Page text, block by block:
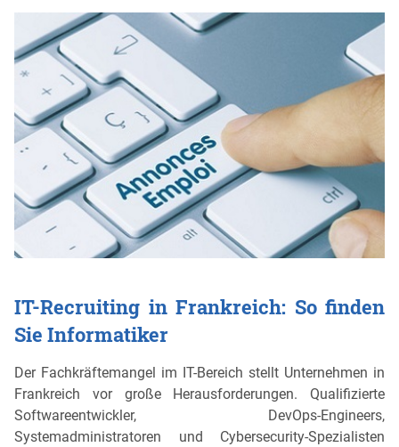
IT-Recruiting in Frankreich: So finden
Sie Informatiker
Der Fachkräftemangel im IT-Bereich stellt Unternehmen in
Frankreich vor große Herausforderungen. Qualifizierte
Softwareentwickler, DevOps-Engineers,
Systemadministratoren und Cybersecurity-Spezialisten